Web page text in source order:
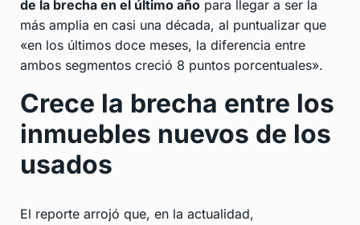
de la brecha en el último año para llegar a ser la
más amplia en casi una década, al puntualizar que
«en los últimos doce meses, la diferencia entre
ambos segmentos creció 8 puntos porcentuales».
Crece la brecha entre los
inmuebles nuevos de los
usados
El reporte arrojó que, en la actualidad,